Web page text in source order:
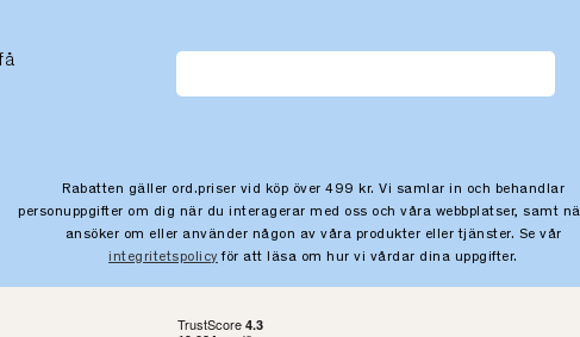
Rabatten gäller ord.priser vid köp över 499 kr. Vi samlar in och behandlar
personuppgifter om dig när du interagerar med oss och våra webbplatser, samt
ansöker om eller använder någon av våra produkter eller tjänster. Se vår
integritetspolicy för att läsa om hur vi vårdar dina uppgifter.